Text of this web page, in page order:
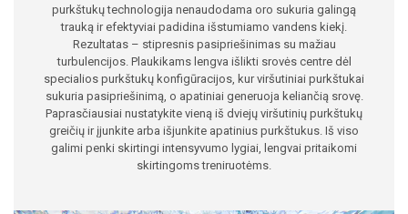
purkštukų technologija nenaudodama oro sukuria galingą
trauką ir efektyviai padidina išstumiamo vandens kiekį.
Rezultatas – stipresnis pasipriešinimas su mažiau
turbulencijos. Plaukikams lengva išlikti srovės centre dėl
specialios purkštukų konfigūracijos, kur viršutiniai purkštukai
sukuria pasipriešinimą, o apatiniai generuoja keliančią srovę.
Paprasčiausiai nustatykite vieną iš dviejų viršutinių purkštukų
greičių ir įjunkite arba išjunkite apatinius purkštukus. Iš viso
galimi penki skirtingi intensyvumo lygiai, lengvai pritaikomi
skirtingoms treniruotėms.